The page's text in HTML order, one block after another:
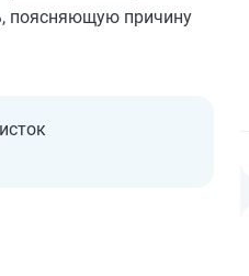
поясняющую причину